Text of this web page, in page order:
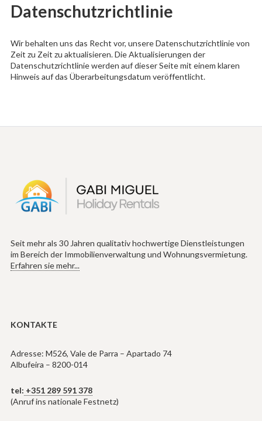
Datenschutzrichtlinie
Wir behalten uns das Recht vor, unsere Datenschutzrichtlinie von
Zeit zu Zeit zu aktualisieren. Die Aktualisierungen der
Datenschutzrichtlinie werden auf dieser Seite mit einem klaren
Hinweis auf das Überarbeitungsdatum veröffentlicht.
Seit mehr als 30 Jahren qualitativ hochwertige Dienstleistungen
im Bereich der Immobilienverwaltung und Wohnungsvermietung.
Erfahren sie mehr...
KONTAKTE
Adresse: M526, Vale de Parra – Apartado 74
Albufeira – 8200-014
tel: +351 289 591 378
(Anruf ins nationale Festnetz)